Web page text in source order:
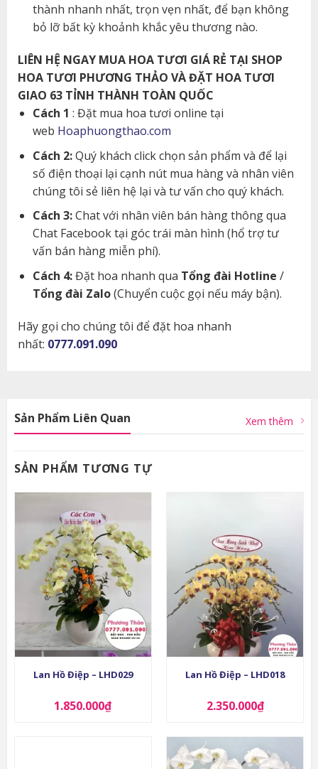
thành nhanh nhất, trọn vẹn nhất, để bạn không
bỏ lỡ bất kỳ khoảnh khắc yêu thương nào.
LIÊN HỆ NGAY MUA HOA TƯƠI GIÁ RẺ TẠI SHOP
HOA TƯƠI PHƯƠNG THẢO VÀ ĐẶT HOA TƯƠI
GIAO 63 TỈNH THÀNH TOÀN QUỐC
Cách 1 : Đặt mua hoa tươi online tại
web Hoaphuongthao.com
Cách 2:Quý khách click chọn sản phẩm và để lại
số điện thoại lại cạnh nút mua hàng và nhân viên
chúng tôi sẻ liên hệ lại và tư vấn cho quý khách.
Cách 3:Chat với nhân viên bán hàng thông qua
Chat Facebook tại góc trái màn hình (hổ trợ tư
vấn bán hàng miễn phí).
Cách 4:Đặt hoa nhanh qua Tổng đài Hotline /
Tổng đài Zalo(Chuyển cuộc gọi nếu máy bận).
Hãy gọi cho chúng tôi để đặt hoa nhanh
nhất: 0777.091.090
Sản Phẩm Liên Quan Xem thêm
SẢN PHẨM TƯƠNG TỰ
Lan Hồ Điệp – LHD029
1.850.000₫
Lan Hồ Điệp – LHD018
2.350.000₫